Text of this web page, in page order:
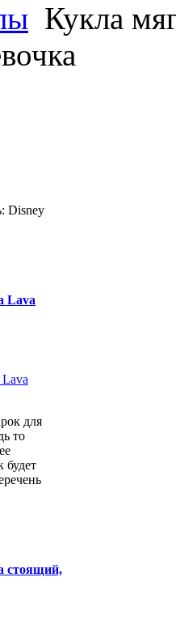
Кукла
Disney
Lava
для
то
будет
стоящий,